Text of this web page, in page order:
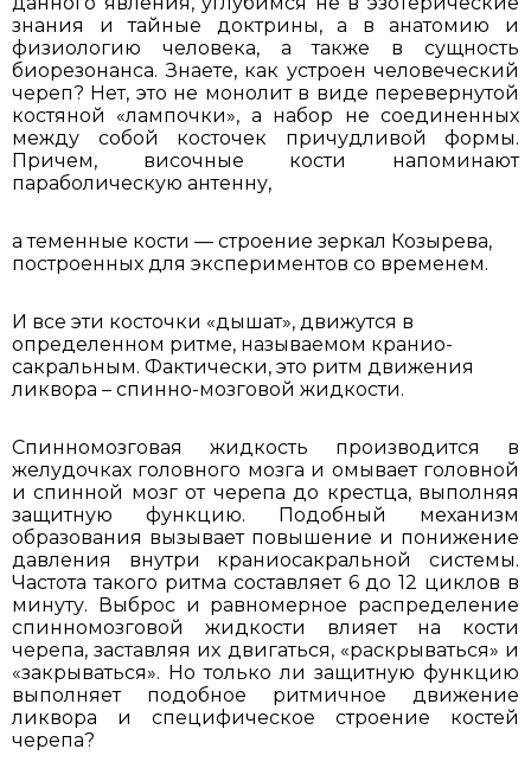
знания и тайные доктрины, а в анатомию и
физиологию человека, а также в сущность
биорезонанса. Знаете, как устроен человеческий
череп? Нет, это не монолит в виде перевернутой
костяной «лампочки», а набор не соединенных
между собой косточек причудливой формы.
Причем, височные кости напоминают
параболическую антенну,
а теменные кости — строение зеркал Козырева,
построенных для экспериментов со временем.
И все эти косточки «дышат», движутся в
определенном ритме, называемом кранио-
сакральным. Фактически, это ритм движения
ликвора – спинно-мозговой жидкости.
Спинномозговая жидкость производится в
желудочках головного мозга и омывает головной
и спинной мозг от черепа до крестца, выполняя
защитную функцию. Подобный механизм
образования вызывает повышение и понижение
давления внутри краниосакральной системы.
Частота такого ритма составляет 6 до 12 циклов в
минуту. Выброс и равномерное распределение
спинномозговой жидкости влияет на кости
черепа, заставляя их двигаться, «раскрываться» и
«закрываться». Но только ли защитную функцию
выполняет подобное ритмичное движение
ликвора и специфическое строение костей
черепа?